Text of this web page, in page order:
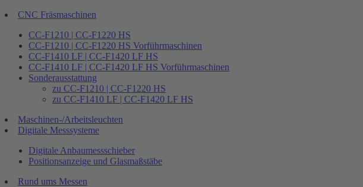
CNC Fräsmaschinen
CC-F1210 | CC-F1220 HS
CC-F1210 | CC-F1220 HS Vorführmaschinen
CC-F1410 LF | CC-F1420 LF HS
CC-F1410 LF | CC-F1420 LF HS Vorführmaschinen
Sonderausstattung
zu CC-F1210 | CC-F1220 HS
zu CC-F1410 LF | CC-F1420 LF HS
Maschinen-/Arbeitsleuchten
Digitale Messsysteme
Digitale Anbaumessschieber
Positionsanzeige und Glasmaßstäbe
Rund ums Messen